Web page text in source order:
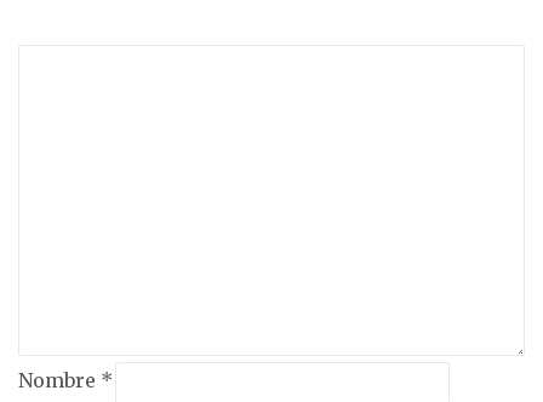
Nombre *